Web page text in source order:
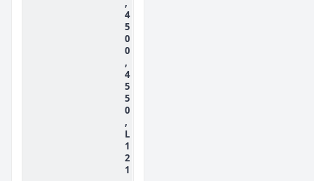
,
4
5
0
0
,
4
5
5
0
,
L
1
2
1